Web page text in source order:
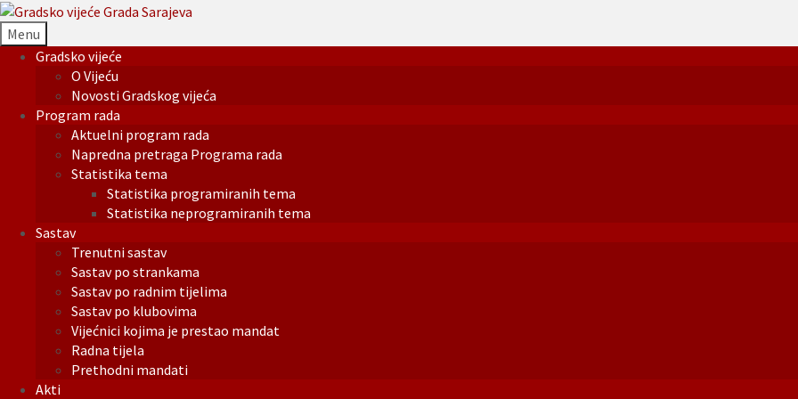
Menu
Gradsko vijeće
O Vijeću
Novosti Gradskog vijeća
Program rada
Aktuelni program rada
Napredna pretraga Programa rada
Statistika tema
Statistika programiranih tema
Statistika neprogramiranih tema
Sastav
Trenutni sastav
Sastav po strankama
Sastav po radnim tijelima
Sastav po klubovima
Vijećnici kojima je prestao mandat
Radna tijela
Prethodni mandati
Akti